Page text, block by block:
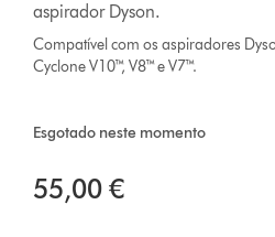
aspirador Dyson.
Compatível com os aspiradores
Cyclone V10™, V8™ e V7™.
Esgotado neste momento
55,00 €